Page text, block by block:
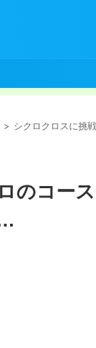
> シクロクロスに挑戦
のコー